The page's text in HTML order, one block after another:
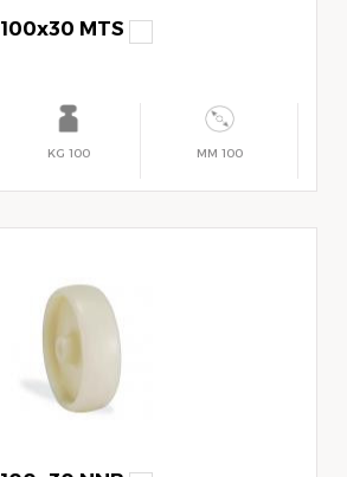
100x30 MTS
100 MM
100 KG